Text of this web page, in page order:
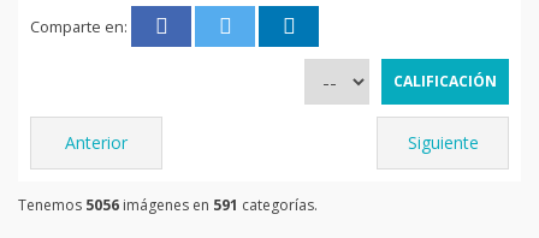
Comparte en:
Anterior Siguiente
Tenemos 5056 imágenes en 591 categorías.